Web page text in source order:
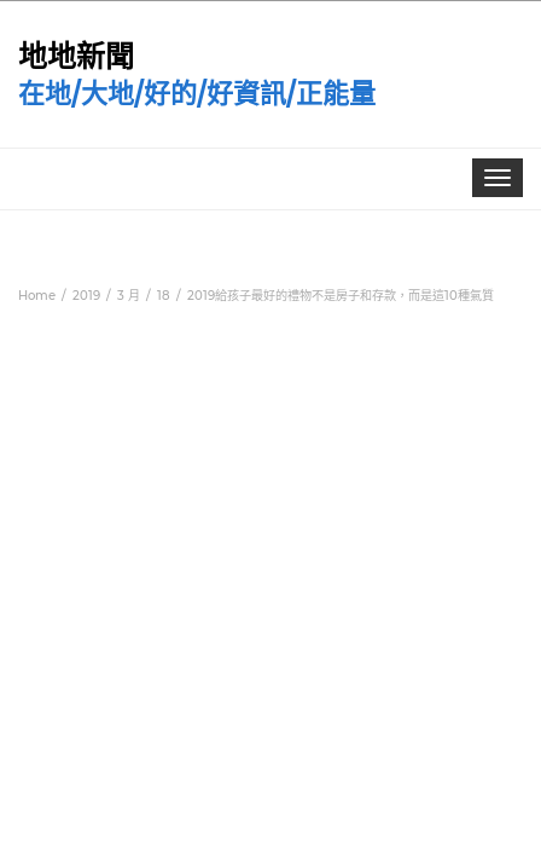
地地新聞
在地/大地/好的/好資訊/正能量
Toggle
Home 2019 3 月 18 2019給孩子最好的禮物不是房子和存款，而是這10種氣質